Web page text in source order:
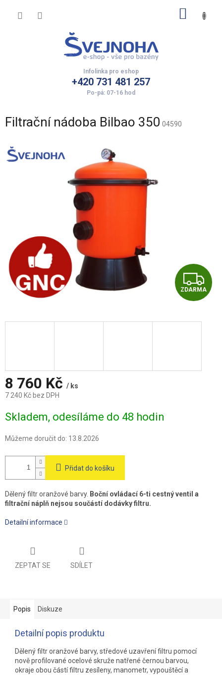
+420 731 481 257
Filtrační nádoba Bilbao 350 04590
Z
D
ZDARMA
8 760 Kč / ks
7 240 Kč bez DPH
cena:
Skladem, odesíláme do 48 hodin
Můžeme doručit do: 13.8.2026
Přidat do košíku
Dělený filtr oranžové barvy. Boční ovládací 6-ti cestný ventil a
filtrační náplň nejsou součástí dodávky filtru.
Detailní informace
ZEPTAT SE SDÍLET
Popis Diskuze
Detailní popis produktu
Dělený filtr oranžové barvy, středové uzavření filtru pomocí
nově profilované ocelové skruže natřené černou barvou,
okraje obou částí filtru zesíleny, manometr, vypouštěcí a